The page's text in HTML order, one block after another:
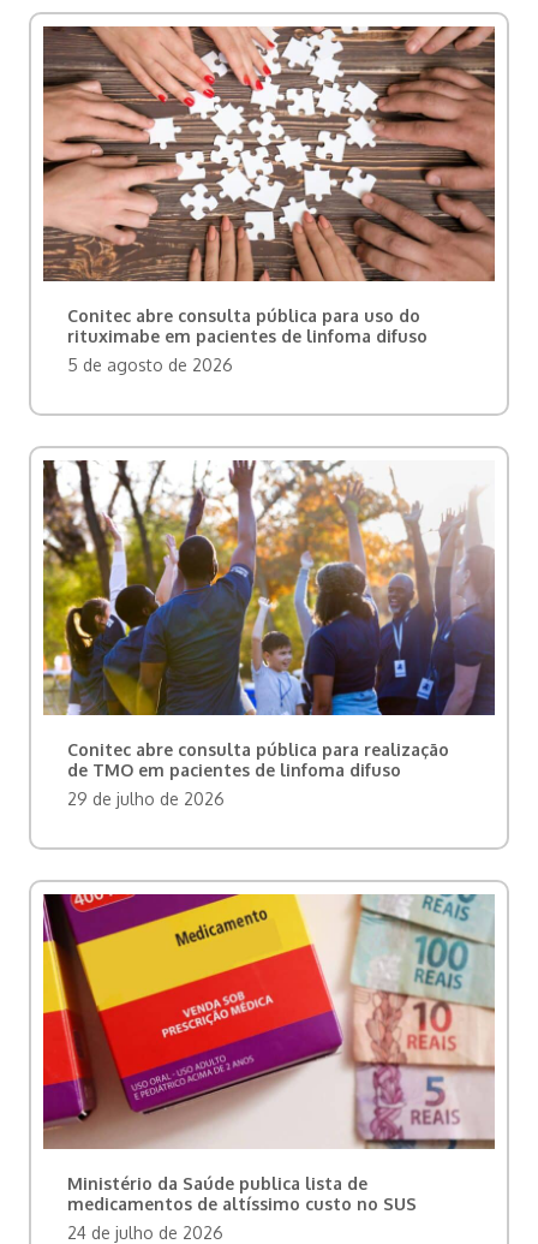
Conitec abre consulta pública para uso do
rituximabe em pacientes de linfoma difuso
5 de agosto de 2026
Conitec abre consulta pública para realização
de TMO em pacientes de linfoma difuso
29 de julho de 2026
Ministério da Saúde publica lista de
medicamentos de altíssimo custo no SUS
24 de julho de 2026